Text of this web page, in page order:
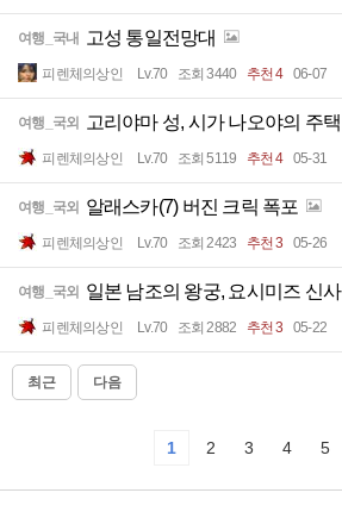
여행_국내 고성 통일전망대
피렌체의상인 Lv.70 조회 3440 추천 4 06-07
여행_국외 고리야마 성, 시가 나오야의 주택
피렌체의상인 Lv.70 조회 5119 추천 4 05-31
여행_국외 알래스카(7) 버진 크릭 폭포
피렌체의상인 Lv.70 조회 2423 추천 3 05-26
여행_국외 일본 남조의 왕궁, 요시미즈 신사
피렌체의상인 Lv.70 조회 2882 추천 3 05-22
최근 다음
1 2 3 4 5